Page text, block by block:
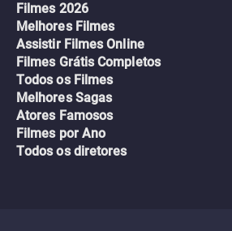
Filmes 2026
Melhores Filmes
Assistir Filmes Online
Filmes Grátis Completos
Todos os Filmes
Melhores Sagas
Atores Famosos
Filmes por Ano
Todos os diretores